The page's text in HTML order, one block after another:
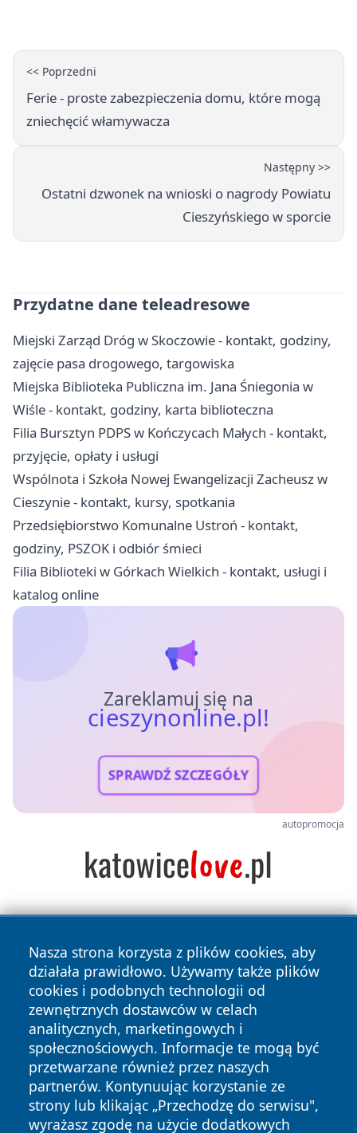
<< Poprzedni
Ferie - proste zabezpieczenia domu, które mogą
zniechęcić włamywacza
Następny >>
Ostatni dzwonek na wnioski o nagrody Powiatu
Cieszyńskiego w sporcie
Przydatne dane teleadresowe
Miejski Zarząd Dróg w Skoczowie - kontakt, godziny,
zajęcie pasa drogowego, targowiska
Miejska Biblioteka Publiczna im. Jana Śniegonia w
Wiśle - kontakt, godziny, karta biblioteczna
Filia Bursztyn PDPS w Kończycach Małych - kontakt,
przyjęcie, opłaty i usługi
Wspólnota i Szkoła Nowej Ewangelizacji Zacheusz w
Cieszynie - kontakt, kursy, spotkania
Przedsiębiorstwo Komunalne Ustroń - kontakt,
godziny, PSZOK i odbiór śmieci
Filia Biblioteki w Górkach Wielkich - kontakt, usługi i
katalog online
Zareklamuj się na
cieszynonline.pl!
SPRAWDŹ SZCZEGÓŁY
autopromocja
Nasza strona korzysta z plików cookies, aby
działała prawidłowo. Używamy także plików
cookies i podobnych technologii od
zewnętrznych dostawców w celach
analitycznych, marketingowych i
społecznościowych. Informacje te mogą być
przetwarzane również przez naszych
partnerów. Kontynuując korzystanie ze
strony lub klikając „Przechodzę do serwisu",
wyrażasz zgodę na użycie dodatkowych
Copyright © 2026 cieszynonline.pl Wszystkie prawa
zastrzeżone.
News Autorzy
Polityka
Prywatności
Polityka
Cookies